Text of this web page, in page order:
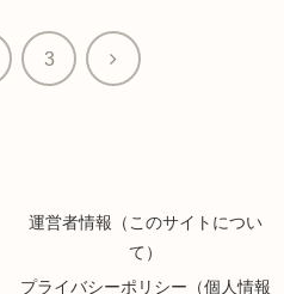
3 次
運営者情報（このサイトについ
て）
プライバシーポリシー（個人情報